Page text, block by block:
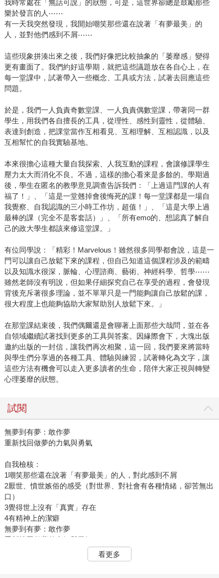
我時常處在「無話可說」的狀態，可是，這世界卻總是鼓勵那些
樂於發言的人⋯⋯
有一天我突然發現，我開始嘲笑那些還在說著「有夢最美」的
人，並對他們感到不屑⋯⋯
這些現象拼湊出來之後，我們好像把比較抽象的「萎靡感」變得
更有畫面了。我們約好這學期，就把這些議題放在各自心上，在
每一堂課中，試著帶入一些概念、工具或方法，試著去回應這些
問題。
於是，我們一人負責奇數堂課、一人負責偶數堂課，帶著同一群
學生，用我們各自擅長的工具，從理性、感性到靈性，從體驗、
表達到創造，把課堂當作互相看見、互相理解、互相認識，以及
互相幫忙的自我實驗基地。
本來很擔心這種大量自我探索、人我互動的課程，會讓修課學生
壓力太大而消化不良。不過，這樣的擔心看來是多餘的。學期過
後，學生在匿名的教學意見調查告訴我們：「上過這門課的人有
福了！」、「這是一堂翹掉會後悔死的課！每一堂課都是一場自
我覺察、自我認識的三小時工作坊，超值！」、「這是大學上過
最棒的課（完全不是客套話）」、「所有emo的、想認真了解自
己的政大學生都該來修這堂課。」
有位同學說：「精彩！Marvelous！雖然很多同學都會說，這是一
門可以讓自己放鬆下來的課程，但自己知道這個課程涉及的範疇
以及知識水很深，脈輪、心理諮商、藝術、神經科學、哲學⋯⋯
雖然老師沒有明說，但如果仔細探究自己在享受的過程，會發現
背後充斥著很多理論，並不單單只是一門能夠讓自己放鬆的課，
很大程度上也能夠協助大家幫助別人放鬆下來。」
在那堂課結束後，我們偶爾還是會聊著上面那些大哉問，並在各
自領域繼續試著找到更多的工具與答案。因緣際會下，大塊出版
邀約出版的一封信，讓我們再次相聚，這一回，我們要來將當時
與學生們分享過的各種工具、體驗與練習，試著轉化為文字，讓
這些方法有機會可以走入更多讀者的生命，陪伴大家正視與轉變
心理萎靡的狀態。
試閱
無夢到有夢：敢作夢
重新找回做夢的力氣與勇氣
自我檢核：
1嘲笑那些還在說著「有夢最美」的人，對此感到不屑
2厭世、憤世嫉俗的感受（對世界、對社會有各種情緒，卻苦無出
口）
3覺得世上沒有「真實」存在
4有精神上的潔癖
無夢到有夢：敢作夢
重新找回做夢的力氣與勇氣
看更多